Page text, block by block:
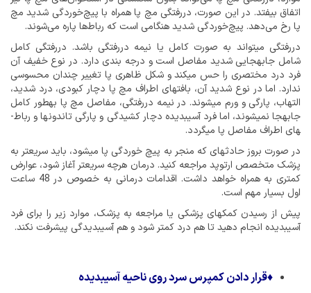
اتفاق بیفتد. در این صورت، دررفتگی مچ پا همراه با پیچ‌خوردگی شدید مچ
پا رخ می‌دهد. پیچ‌خوردگی شدید هنگامی است که رباط‌ها پاره می‌شوند.
دررفتگی می­تواند به صورت کامل یا نیمه دررفتگی باشد. دررفتگی کامل
شامل جابه­جایی شدید مفاصل است و درجه بندی دارد. در نوع خفیف آن
فرد درد مختصری را حس می­کند و شکل ظاهری پا تغییر چندان محسوسی
ندارد. اما در نوع شدید آن، بافت­های اطراف مچ پا دچار کبودی، درد شدید،
التهاب، پارگی و ورم می­شوند. در نیمه دررفتگی، مفاصل مچ پا به­طور کامل
جابه­جا نمی­شوند، اما فرد آسیب­دیده دچار کشیدگی و پارگی تاندون­ها و رباط­
های اطراف مفاصل پا می­گردد.
در صورت بروز حادثه­ای که منجر به پیچ خوردگی پا می­شود، باید سریع­تر به
پزشک متخصص ارتوپد مراجعه کنید. درمان هرچه سریع­تر آغاز شود، عوارض
کمتری به همراه خواهد داشت. اقدامات درمانی به خصوص در 48 ساعت
اول بسیار مهم است.
پیش از رسیدن کمک­های پزشکی یا مراجعه به پزشک، موارد زیر را برای فرد
آسیب­دیده انجام دهید تا هم درد کمتر شود و هم آسیب­دیدگی پیشرفت نکند.
♦قرار دادن کمپرس سرد روی ناحیه آسیب­دیده